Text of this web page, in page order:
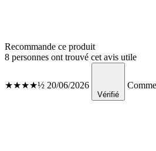
Recommande ce produit
8 personnes ont trouvé cet avis utile
★★★★½ 20/06/2026
Vérifié